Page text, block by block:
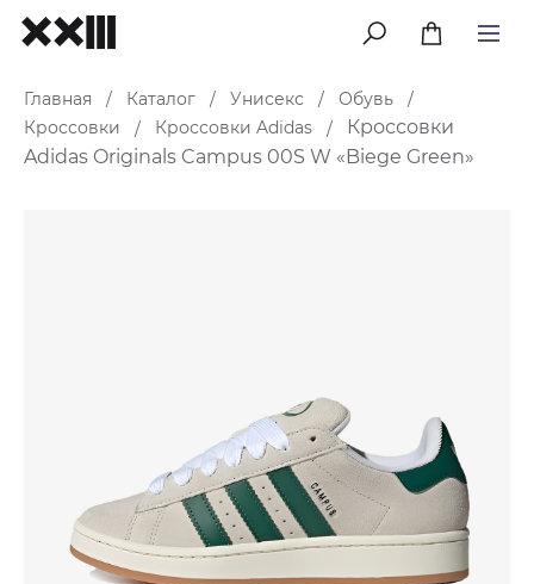
меню
Главная / Каталог / Унисекс / Обувь
/
Кроссовки
/ Кроссовки Adidas /
Кроссовки
Adidas Originals Campus 00S W «Biege Green»